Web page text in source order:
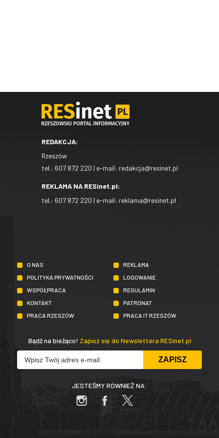
REDAKCJA:
Rzeszów
tel.: 607 872 220 | e-mail: redakcja@resinet.pl
REKLAMA NA RESinet.pl:
tel.: 607 872 220 | e-mail: reklama@resinet.pl
O NAS
REKLAMA
POLITYKA PRYWATNOŚCI
LOGOWANIE
WSPÓŁPRACA
REGULAMIN
KONTAKT
PATRONAT
PRACA RZESZÓW
PRACA IT RZESZÓW
Bądź na bieżąco! Zapisz się do Newslettera RESinet.pl
JESTEŚMY RÓWNIEŻ NA: